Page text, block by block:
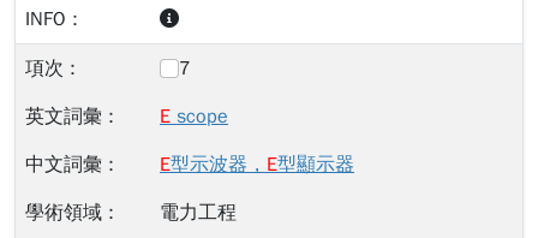
7
E scope
E型示波器， E型顯示器
電力工程